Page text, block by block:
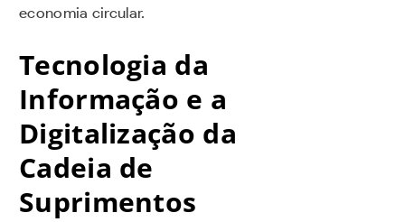
economia circular.
Tecnologia da
Informação e a
Digitalização da
Cadeia de
Suprimentos